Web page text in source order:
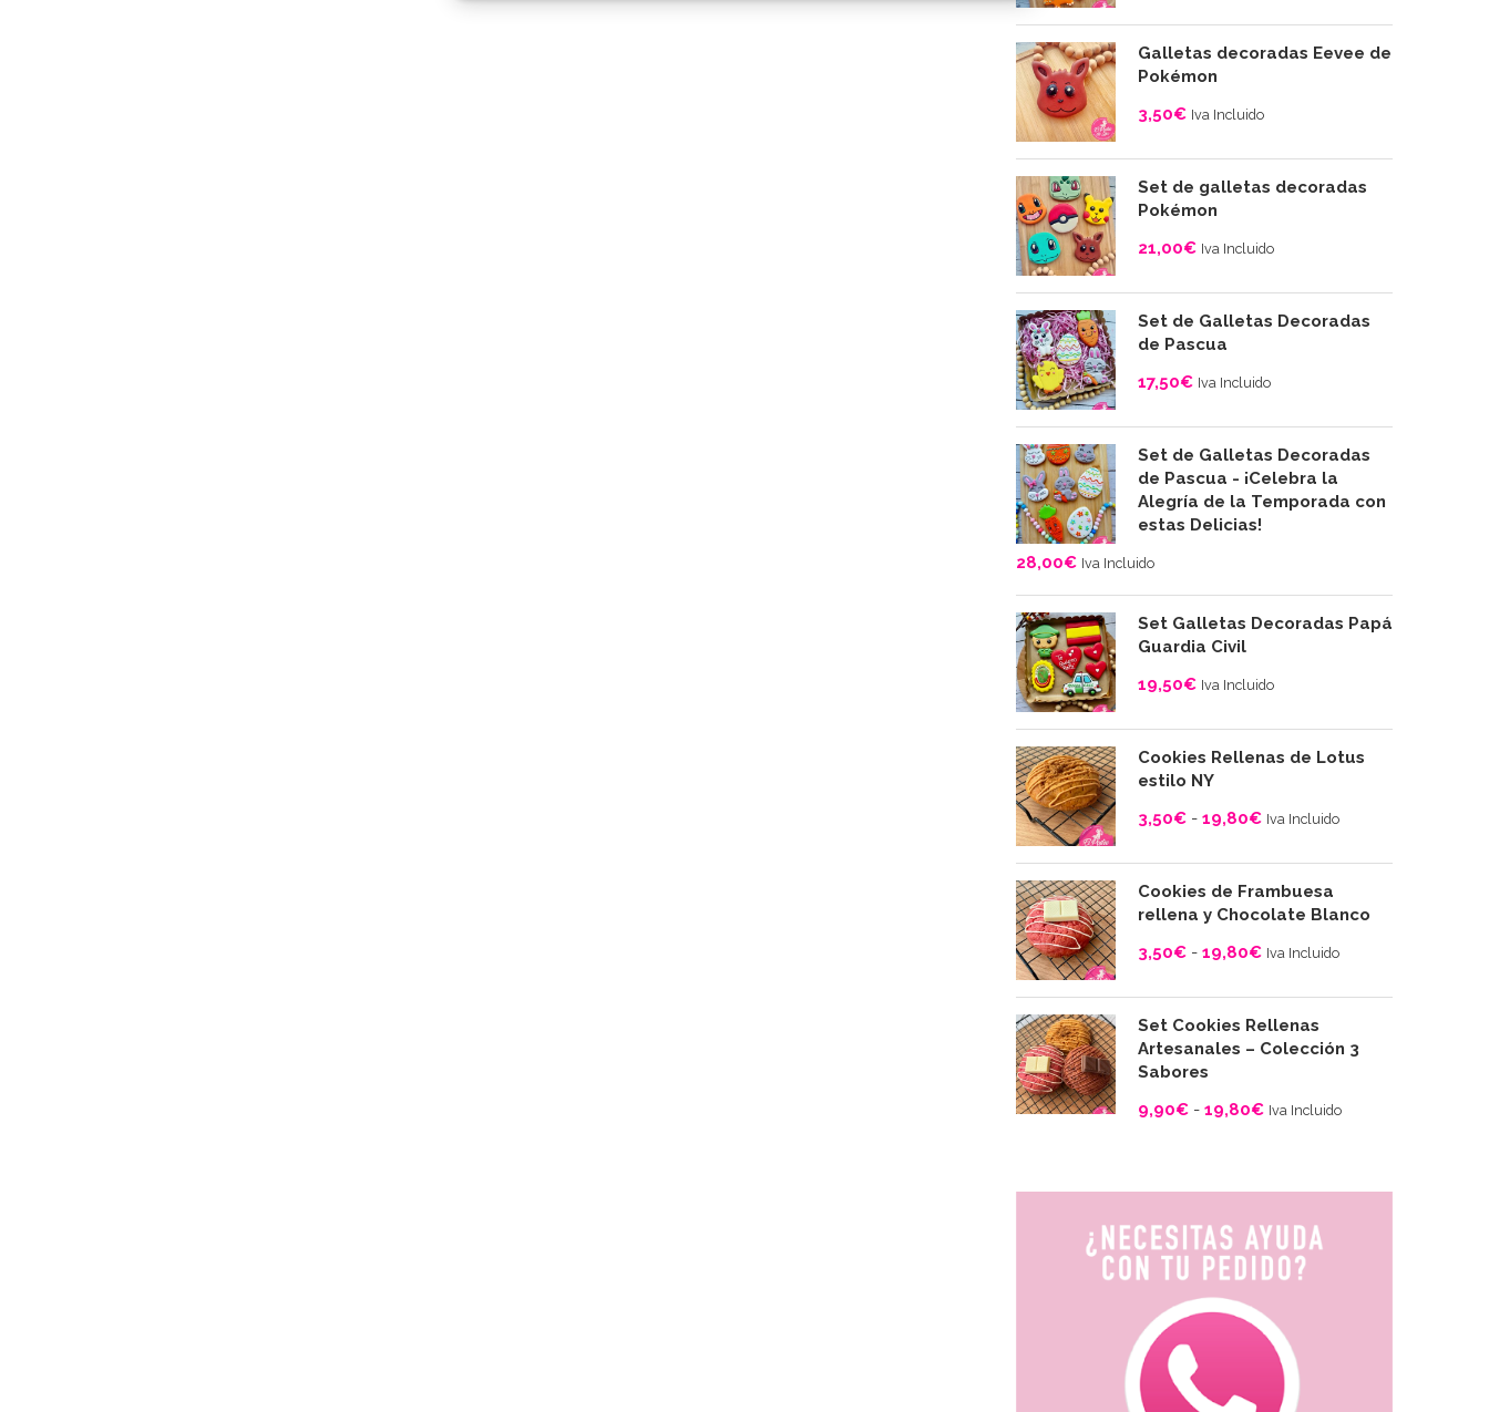
Galletas decoradas Eevee de
Pokémon
3,50€ Iva Incluido
Set de galletas decoradas
Pokémon
21,00€ Iva Incluido
Set de Galletas Decoradas
de Pascua
17,50€ Iva Incluido
Set de Galletas Decoradas
de Pascua - ¡Celebra la
Alegría de la Temporada con
estas Delicias!
28,00€ Iva Incluido
Set Galletas Decoradas Papá
Guardia Civil
19,50€ Iva Incluido
Cookies Rellenas de Lotus
estilo NY
3,50€ - 19,80€
Rango
precios:
desde
3,50€
hasta
19,80€
Iva Incluido
Cookies de Frambuesa
rellena y Chocolate Blanco
3,50€ - 19,80€
Rango
precios:
desde
3,50€
hasta
Iva Incluido
Set Cookies Rellenas
Artesanales – Colección 3
Sabores
9,90€ - 19,80€
precios:
Iva Incluido